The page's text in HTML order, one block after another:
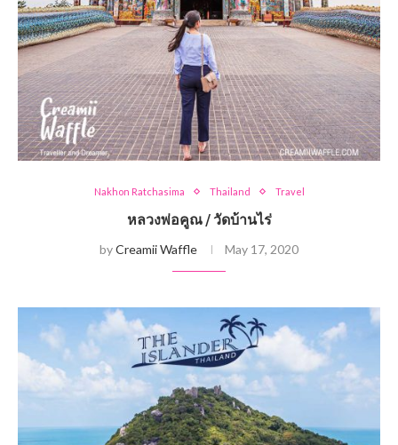
Nakhon Ratchasima Thailand Travel
หลวงพ่อคูณ / วัดบ้านไร่
byCreamii Waffle May 17, 2020